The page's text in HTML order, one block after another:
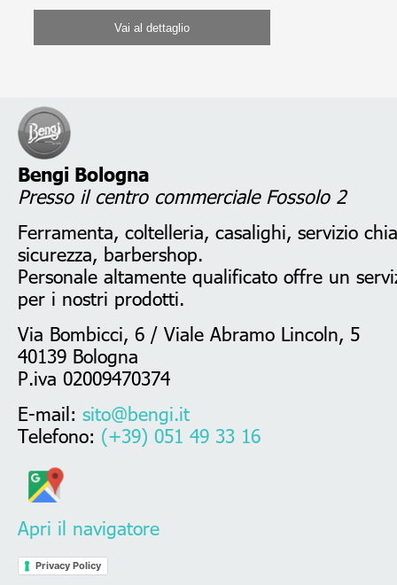
Vai al dettaglio
Bengi Bologna
Presso il centro commerciale Fossolo 2
Ferramenta, coltelleria, casalighi, servizio
sicurezza, barbershop.
Personale altamente qualificato offre un
per i nostri prodotti.
Via Bombicci, 6 / Viale Abramo Lincoln, 5
40139 Bologna
P.iva 02009470374
E-mail: sito@bengi.it
Telefono: (+39) 051 49 33 16
Apri il navigatore
Privacy Policy